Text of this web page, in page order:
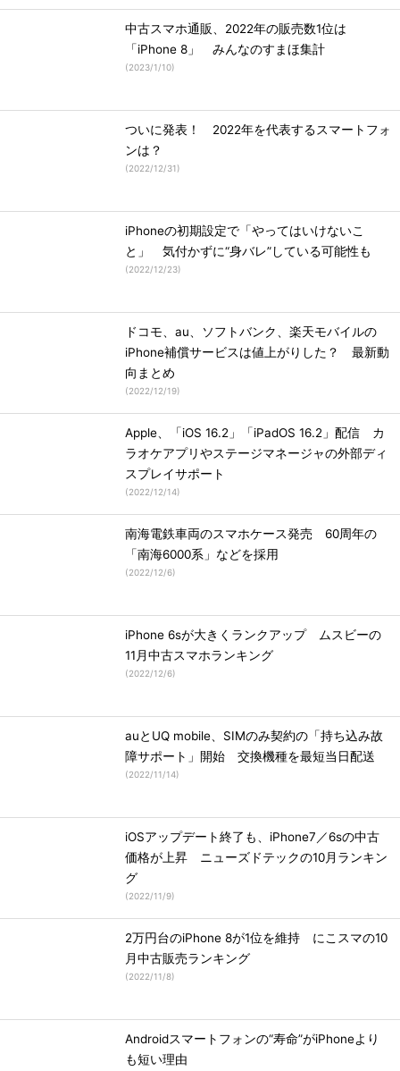
中古スマホ通販、2022年の販売数1位は
「iPhone 8」 みんなのすまほ集計
(2023/1/10)
ついに発表！ 2022年を代表するスマートフォ
ンは？
(2022/12/31)
iPhoneの初期設定で「やってはいけないこ
と」 気付かずに“身バレ”している可能性も
(2022/12/23)
ドコモ、au、ソフトバンク、楽天モバイルの
iPhone補償サービスは値上がりした？ 最新動
向まとめ
(2022/12/19)
Apple、「iOS 16.2」「iPadOS 16.2」配信 カ
ラオケアプリやステージマネージャの外部ディ
スプレイサポート
(2022/12/14)
南海電鉄車両のスマホケース発売 60周年の
「南海6000系」などを採用
(2022/12/6)
iPhone 6sが大きくランクアップ ムスビーの
11月中古スマホランキング
(2022/12/6)
auとUQ mobile、SIMのみ契約の「持ち込み故
障サポート」開始 交換機種を最短当日配送
(2022/11/14)
iOSアップデート終了も、iPhone7／6sの中古
価格が上昇 ニューズドテックの10月ランキン
グ
(2022/11/9)
2万円台のiPhone 8が1位を維持 にこスマの10
月中古販売ランキング
(2022/11/8)
Androidスマートフォンの“寿命”がiPhoneより
も短い理由